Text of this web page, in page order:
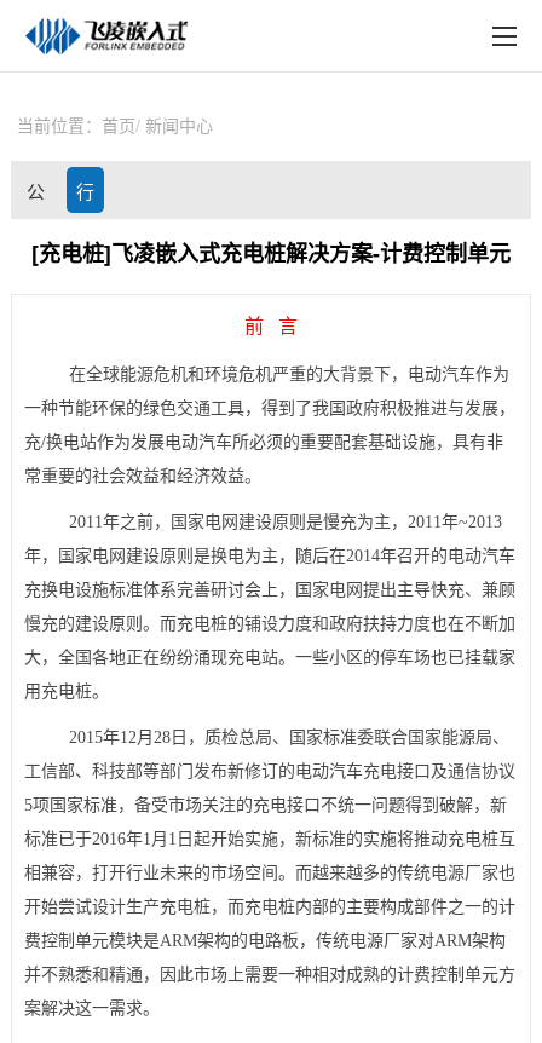
技术与支持
在线文档
关于飞凌
淘宝商城
新闻中心
技术论坛
在线购买
当前位置： 首页 新闻中心
公
司
行
业
[充电桩]飞凌嵌入式充电桩解决方案-计费控制单元
前 言
在全球能源危机和环境危机严重的大背景下，电动汽车作为
一种节能环保的绿色交通工具，得到了我国政府积极推进与发展，
充/换电站作为发展电动汽车所必须的重要配套基础设施，具有非
常重要的社会效益和经济效益。
2011年之前，国家电网建设原则是慢充为主，2011年~2013
年，国家电网建设原则是换电为主，随后在2014年召开的电动汽车
充换电设施标准体系完善研讨会上，国家电网提出主导快充、兼顾
慢充的建设原则。而充电桩的铺设力度和政府扶持力度也在不断加
大，全国各地正在纷纷涌现充电站。一些小区的停车场也已挂载家
用充电桩。
2015年12月28日，质检总局、国家标准委联合国家能源局、
工信部、科技部等部门发布新修订的电动汽车充电接口及通信协议
5项国家标准，备受市场关注的充电接口不统一问题得到破解，新
标准已于2016年1月1日起开始实施，新标准的实施将推动充电桩互
相兼容，打开行业未来的市场空间。而越来越多的传统电源厂家也
开始尝试设计生产充电桩，而充电桩内部的主要构成部件之一的计
费控制单元模块是ARM架构的电路板，传统电源厂家对ARM架构
并不熟悉和精通，因此市场上需要一种相对成熟的计费控制单元方
案解决这一需求。